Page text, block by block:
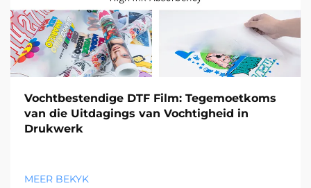
Vochtbestendige DTF Film: Tegemoetkoms
van die Uitdagings van Vochtigheid in
Drukwerk
MEER BEKYK